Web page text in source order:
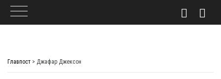
Главпост > Джафар Джексон